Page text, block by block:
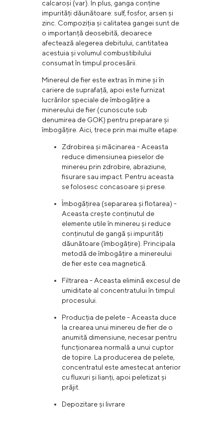
calcaroși (var). În plus, ganga conține
impurități dăunătoare: sulf, fosfor, arsen și
zinc. Compoziția și calitatea gangei sunt de
o importanță deosebită, deoarece
afectează alegerea debitului, cantitatea
acestuia și volumul combustibilului
consumat în timpul procesării.
Minereul de fier este extras în mine și în
cariere de suprafață, apoi este furnizat
lucrărilor speciale de îmbogățire a
minereului de fier (cunoscute sub
denumirea de GOK) pentru preparare și
îmbogățire. Aici, trece prin mai multe etape:
Zdrobirea și măcinarea - Aceasta
reduce dimensiunea pieselor de
minereu prin zdrobire, abraziune,
fisurare sau impact. Pentru aceasta
se folosesc concasoare și prese.
Îmbogățirea (separarea și flotarea) -
Aceasta crește conținutul de
elemente utile în minereu și reduce
conținutul de gangă și impurități
dăunătoare (îmbogățire). Principala
metodă de îmbogățire a minereului
de fier este cea magnetică.
Filtrarea - Aceasta elimină excesul de
umiditate al concentratului în timpul
procesului.
Producția de pelete - Aceasta duce
la crearea unui minereu de fier de o
anumită dimensiune, necesar pentru
funcționarea normală a unui cuptor
de topire. La producerea de pelete,
concentratul este amestecat anterior
cu fluxuri și lianți, apoi peletizat și
prăjit.
Depozitare și livrare